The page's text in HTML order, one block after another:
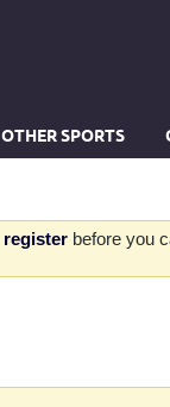
OTHER SPORTS
register before you